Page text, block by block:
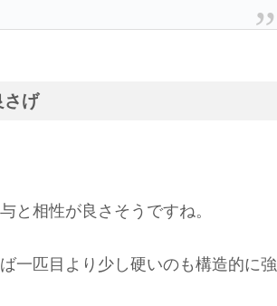
さげ
と相性が良さそうですね。
一匹目より少し硬いのも構造的に強